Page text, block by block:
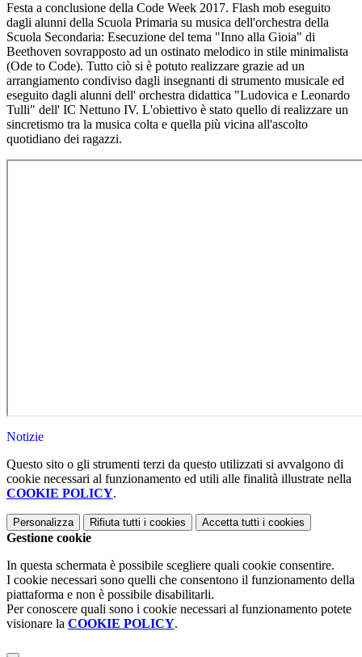
Festa a conclusione della Code Week 2017. Flash mob eseguito
dagli alunni della Scuola Primaria su musica dell'orchestra della
Scuola Secondaria: Esecuzione del tema "Inno alla Gioia" di
Beethoven sovrapposto ad un ostinato melodico in stile minimalista
(Ode to Code). Tutto ciò si è potuto realizzare grazie ad un
arrangiamento condiviso dagli insegnanti di strumento musicale ed
eseguito dagli alunni dell' orchestra didattica "Ludovica e Leonardo
Tulli" dell' IC Nettuno IV. L'obiettivo è stato quello di realizzare un
sincretismo tra la musica colta e quella più vicina all'ascolto
quotidiano dei ragazzi.
Notizie
Questo sito o gli strumenti terzi da questo utilizzati si avvalgono di
cookie necessari al funzionamento ed utili alle finalità illustrate nella
COOKIE POLICY.
Personalizza Rifiuta tutti i cookies Accetta tutti i cookies
Gestione cookie
In questa schermata è possibile scegliere quali cookie consentire.
I cookie necessari sono quelli che consentono il funzionamento della
piattaforma e non è possibile disabilitarli.
Per conoscere quali sono i cookie necessari al funzionamento potete
visionare la COOKIE POLICY.